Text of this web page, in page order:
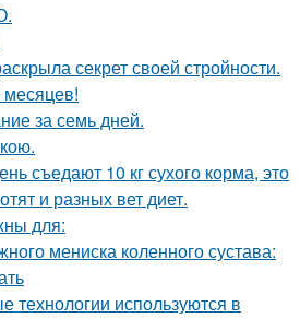
секрет своей стройности.
за семь дней.
съедают 10 кг сухого корма, это
и разных вет диет.
для:
мениска коленного сустава:
технологии используются в